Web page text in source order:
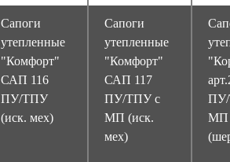
Сапоги
утепленные
"Комфорт"
САП 116
ПУ/ТПУ
(иск. мех)
Сапоги
утепленные
"Комфорт"
САП 117
ПУ/ТПУ с
МП (иск.
мех)
МП